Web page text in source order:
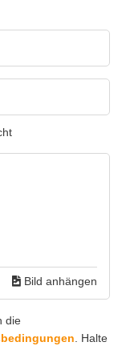
Bild anhängen
die
. Halte